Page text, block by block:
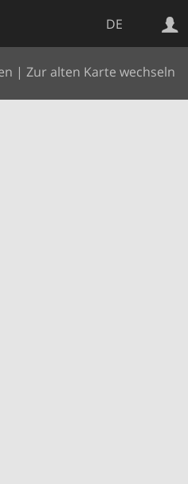
DE
| Zur alten Karte wechseln